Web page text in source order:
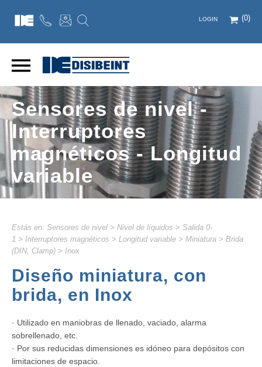
(0)
LOGIN
Sensores de nivel -
Interruptores
magnéticos - Longitud
variable
Estás en: Sensores de nivel > Nivel de líquidos > Salida 0-
1 > Interruptores magnéticos > Longitud variable > Miniatura > Brida
(DIN, Clamp) > Inox
Diseño miniatura, con
brida, en Inox
· Utilizado en maniobras de llenado, vaciado, alarma
sobrellenado, etc.
· Por sus reducidas dimensiones es idóneo para depósitos con
limitaciones de espacio.